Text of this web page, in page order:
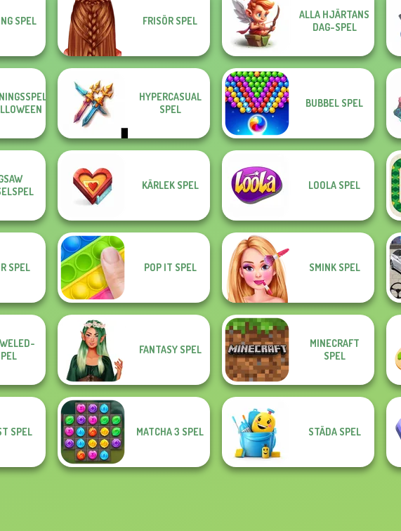
SPEL FRISÖR SPEL
ALLA HJÄRTANS
DAG-SPEL
HYPERCASUAL
SPEL
BUBBEL SPEL
KÄRLEK SPEL LOOLA SPEL
SPEL POP IT SPEL SMINK SPEL
FANTASY SPEL
MINECRAFT
SPEL
SPEL MATCHA 3 SPEL STÄDA SPEL